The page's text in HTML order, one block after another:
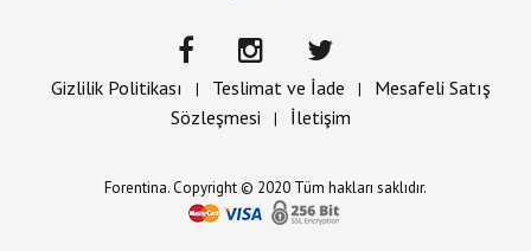
Gizlilik Politikası | Teslimat ve İade |
Mesafeli Satış
Sözleşmesi
| İletişim
Forentina. Copyright © 2020 Tüm hakları saklıdır.